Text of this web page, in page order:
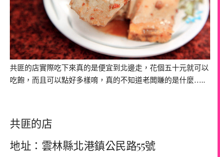
共匪的店實際吃下來真的是便宜到北邊走，花個五十元就可以
吃飽，而且可以點好多樣唷，真的不知道老闆賺的是什麼…..
共匪的店
地址：雲林縣北港鎮公民路55號